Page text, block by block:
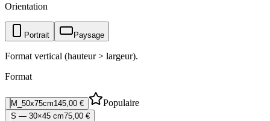
Orientation
Portrait Paysage
Format vertical (hauteur > largeur).
Format
M_50x75cm145,00 € Populaire
S — 30×45 cm75,00 €